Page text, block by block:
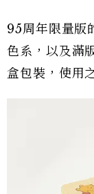
95周年限量版
色系，以及滿
盒包裝，使用